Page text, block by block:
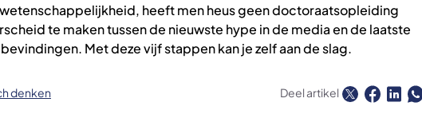
heeft men heus geen doctoraatsopleiding
te maken tussen de nieuwste hype in de media en de laatste
Met deze vijf stappen kan je zelf aan de slag.
denken Deel artikel